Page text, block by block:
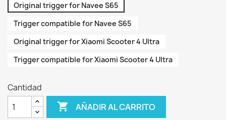
Original trigger for Navee S65
Trigger compatible for Navee S65
Original trigger for Xiaomi Scooter 4 Ultra
Trigger compatible for Xiaomi Scooter 4 Ultra
Cantidad
 AÑADIR AL CARRITO